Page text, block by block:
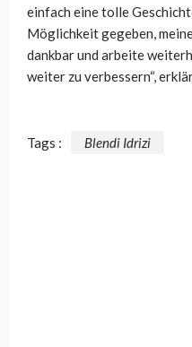
einfach eine tolle
Möglichkeit gegeben,
dankbar und arbeite
weiter zu verbessern“,
Tags : Blendi Idrizi